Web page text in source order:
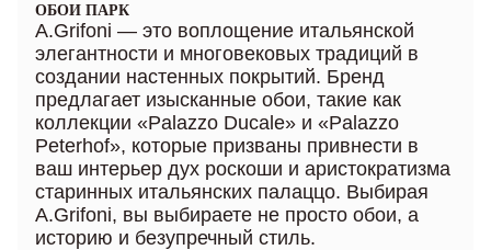
ОБОИ ПАРК
A.Grifoni — это воплощение итальянской
элегантности и многовековых традиций в
создании настенных покрытий. Бренд
предлагает изысканные обои, такие как
коллекции «Palazzo Ducale» и «Palazzo
Peterhof», которые призваны привнести в
ваш интерьер дух роскоши и аристократизма
старинных итальянских палаццо. Выбирая
A.Grifoni, вы выбираете не просто обои, а
историю и безупречный стиль.